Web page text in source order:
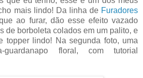
mais lindo! Da linha de Furadores
ao furar, dão esse efeito vazado
de borboleta colados em um palito, e
topper lindo! Na segunda foto, uma
guardanapo floral, com tutorial